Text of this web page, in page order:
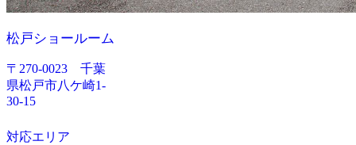
松戸ショールーム
〒270-0023 千葉
県松戸市八ケ崎1-
30-15
対応エリア